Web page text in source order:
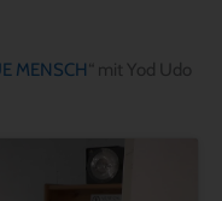
MENSCH“ mit Yod Udo